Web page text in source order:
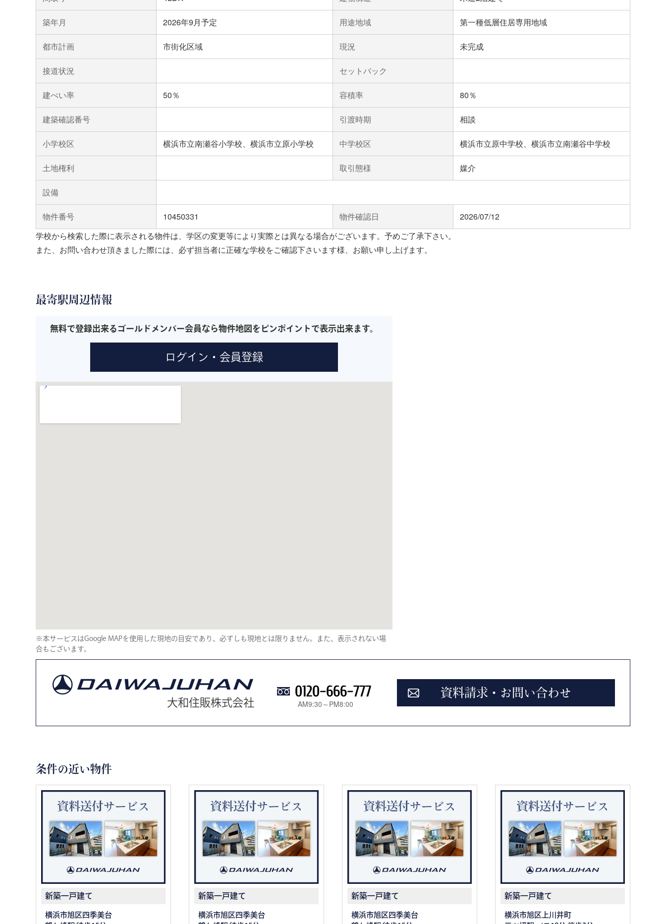
築年月 2026年9月予定 用途地域 第一種低層住居専用地域
都市計画 市街化区域 現況 未完成
接道状況 セットバック
建ぺい率 50％ 容積率 80％
建築確認番号 引渡時期 相談
小学校区 横浜市立南瀬谷小学校、横浜市立原小学校 中学校区 横浜市立原中学校、横浜市立南瀬谷中学校
土地権利 取引態様 媒介
設備
物件番号 10450331 物件確認日
2026/07/12
学校から検索した際に表示される物件は、学区の変更等により実際とは異なる場合がございます。予めご了承下さい。
また、お問い合わせ頂きました際には、必ず担当者に正確な学校をご確認下さいます様、お願い申し上げます。
最寄駅周辺情報
無料で登録出来るゴールドメンバー会員なら物件地図をピンポイントで表示出来ます。
ログイン・会員登録
※本サービスはGoogle MAPを使用した現地の目安であり、必ずしも現地とは限りません。また、表示されない場
合もございます。
大和住販株式会社
0120-666-777
AM9:30～PM8:00
資料請求・お問い合わせ
条件の近い物件
新築一戸建て
横浜市旭区四季美台
新築一戸建て
横浜市旭区四季美台
新築一戸建て
横浜市旭区四季美台
新築一戸建て
横浜市旭区上川井町